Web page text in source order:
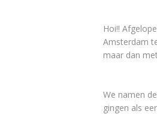
Hoi!!
Amsterdam
maar dan
We namen
gingen als